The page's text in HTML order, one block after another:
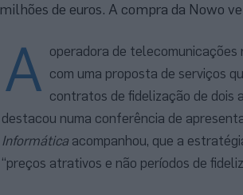
milhões de euros. A compra da Nowo
A operadora de
com uma proposta de serviços
contratos de fidelização de dois
destacou numa conferência de
Informática acompanhou, que a
“preços atrativos e não períodos de